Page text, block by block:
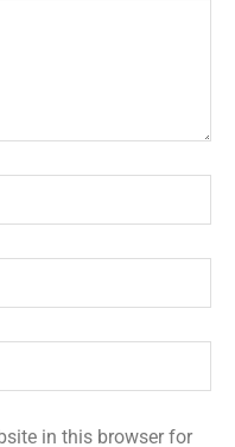
in this browser for